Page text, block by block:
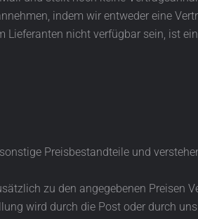
indem wir entweder eine
nicht verfügbar sein, ist
Preisbestandteile und
zu den angegebenen Preisen
wird durch die Post oder durch